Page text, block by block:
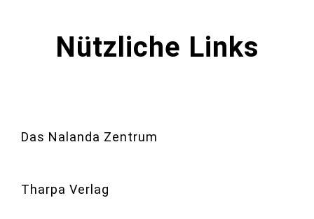
Nützliche Links
Das Nalanda Zentrum
Tharpa Verlag